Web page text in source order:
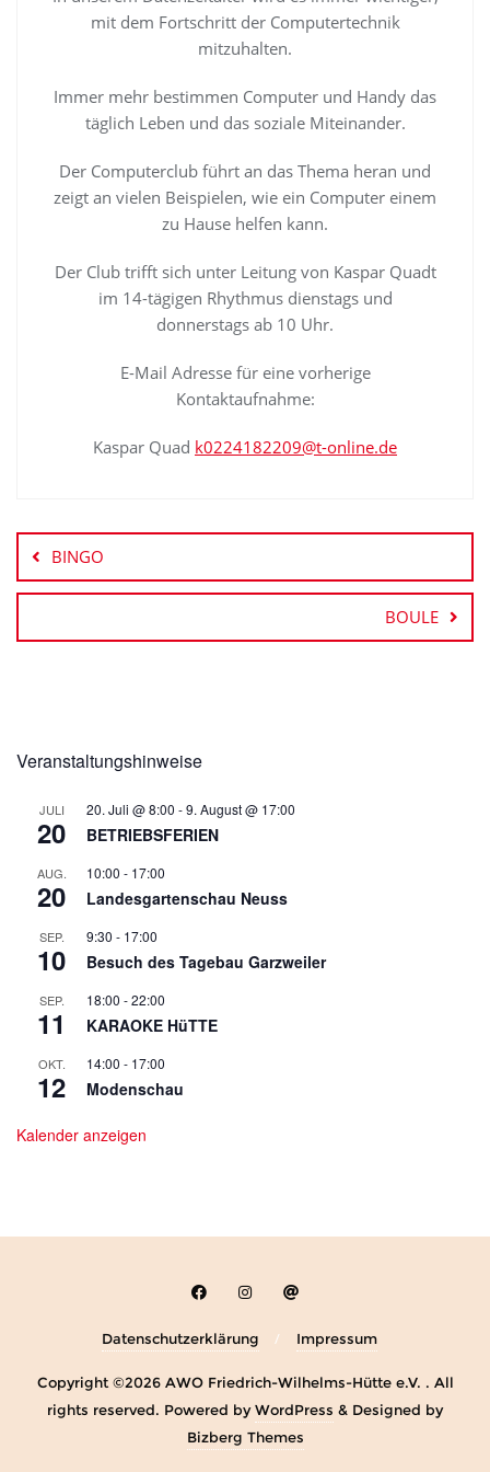
mit dem Fortschritt der Computertechnik
mitzuhalten.
Immer mehr bestimmen Computer und Handy das
täglich Leben und das soziale Miteinander.
Der Computerclub führt an das Thema heran und
zeigt an vielen Beispielen, wie ein Computer einem
zu Hause helfen kann.
Der Club trifft sich unter Leitung von Kaspar Quadt
im 14-tägigen Rhythmus dienstags und
donnerstags ab 10 Uhr.
E-Mail Adresse für eine vorherige
Kontaktaufnahme:
Kaspar Quad k0224182209@t-online.de
BINGO
BOULE
Veranstaltungshinweise
JULI
20
20. Juli @ 8:00 -9. August @ 17:00
BETRIEBSFERIEN
AUG.
20
10:00 - 17:00
Landesgartenschau Neuss
SEP.
10
9:30 - 17:00
Besuch des Tagebau Garzweiler
SEP.
11
18:00 -22:00
KARAOKE HüTTE
OKT.
12
14:00 - 17:00
Modenschau
Kalender anzeigen
Datenschutzerklärung Impressum
Copyright ©2026 AWO Friedrich-Wilhelms-Hütte e.V. . All
rights reserved. Powered byWordPress & Designed by
Bizberg Themes